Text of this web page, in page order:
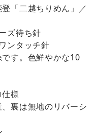
「二越ちりめん」／
ズ待ち針
ンタッチ針
す。色鮮やかな10
様
裏は無地のリバーシ